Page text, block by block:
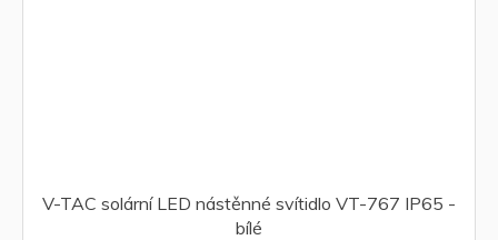
V-TAC solární LED nástěnné svítidlo VT-767 IP65 -
bílé